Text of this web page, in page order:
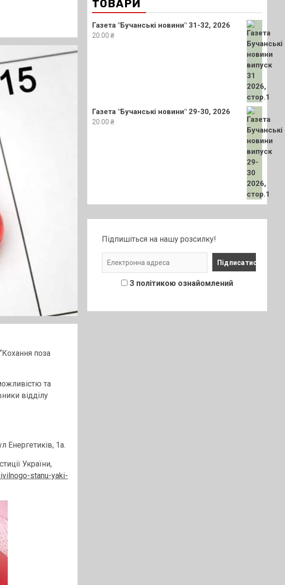
поза
та
відділу
Енергетиків, 1а.
України,
stanu-yaki-
ТОВАРИ
Газета "Бучанські новини" 31-32, 2026
20.00 ₴
Газета "Бучанські новини" 29-30, 2026
20.00 ₴
Підпишіться на нашу розсилку!
З політикою ознайомлений